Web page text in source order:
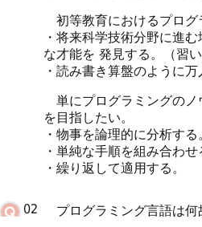
初等教育におけるプログ
・将来科学技術分野に進
な才能を 発見する。（習
・読み書き算盤のように
単にプログラミングのノ
を目指したい。
・物事を論理的に分析する
・単純な手順を組み合わせ
・繰り返して適用する。
02
プログラミング言語は何